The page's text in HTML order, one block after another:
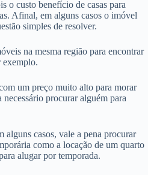
o custo benefício de casas para
Afinal, em alguns casos o imóvel
simples de resolver.
na mesma região para encontrar
exemplo.
um preço muito alto para morar
procurar alguém para
alguns casos, vale a pena procurar
como a locação de um quarto
alugar por temporada.